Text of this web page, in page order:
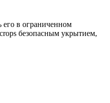
его в ограниченном
безопасным укрытием,